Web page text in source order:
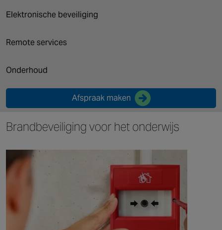
Elektronische beveiliging
Remote services
Onderhoud
Afspraak maken
Brandbeveiliging voor het onderwijs